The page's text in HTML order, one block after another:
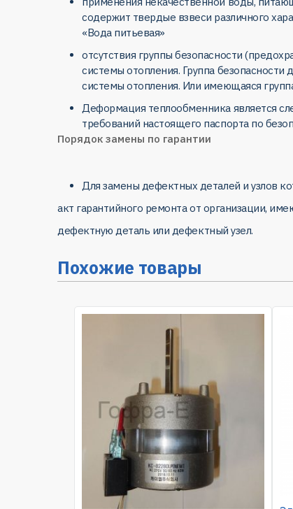
содержит твердые взвеси различного
«Вода питьевая»
отсутствия группы безопасности
системы отопления. Группа
системы отопления. Или имеющаяся
Деформация теплообменника является
требований настоящего паспорта по
Порядок замены по гарантии
Для замены дефектных деталей и узлов
акт гарантийного ремонта от организации,
дефектную деталь или дефектный узел.
Похожие товары